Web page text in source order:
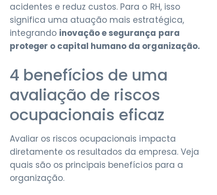
acidentes e reduz custos. Para o RH, isso
significa uma atuação mais estratégica,
integrando inovação e segurança para
proteger o capital humano da organização.
4 benefícios de uma
avaliação de riscos
ocupacionais eficaz
Avaliar os riscos ocupacionais impacta
diretamente os resultados da empresa. Veja
quais são os principais benefícios para a
organização.